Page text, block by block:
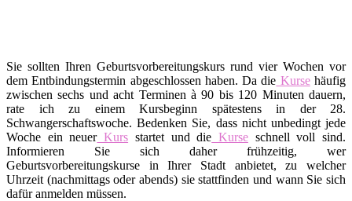
Sie sollten Ihren Geburtsvorbereitungskurs rund vier Wochen vor
dem Entbindungstermin abgeschlossen haben. Da die Kursehäufig
zwischen sechs und acht Terminen à 90 bis 120 Minuten dauern,
rate ich zu einem Kursbeginn spätestens in der 28.
Schwangerschaftswoche. Bedenken Sie, dass nicht unbedingt jede
Woche ein neuerKurs startet und die Kurseschnell voll sind.
Informieren Sie sich daher frühzeitig, wer
Geburtsvorbereitungskurse in Ihrer Stadt anbietet, zu welcher
Uhrzeit (nachmittags oder abends) sie stattfinden und wann Sie sich
dafür anmelden müssen.